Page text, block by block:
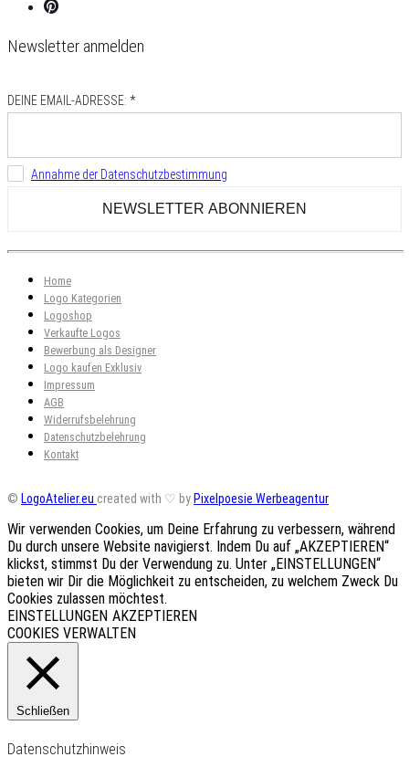
Newsletter anmelden
DEINE EMAIL-ADRESSE: *
Annahme der Datenschutzbestimmung
Home
Logo Kategorien
Logoshop
Verkaufte Logos
Bewerbung als Designer
Logo kaufen Exklusiv
Impressum
AGB
Widerrufsbelehrung
Datenschutzbelehrung
Kontakt
© LogoAtelier.eu created with ♡ byPixelpoesie Werbeagentur
Wir verwenden Cookies, um Deine Erfahrung zu verbessern, während
Du durch unsere Website navigierst. Indem Du auf „AKZEPTIEREN“
klickst, stimmst Du der Verwendung zu. Unter „EINSTELLUNGEN“
bieten wir Dir die Möglichkeit zu entscheiden, zu welchem Zweck Du
Cookies zulassen möchtest.
EINSTELLUNGEN AKZEPTIEREN
COOKIES VERWALTEN
Schließen
Datenschutzhinweis